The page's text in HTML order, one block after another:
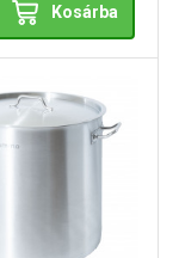
Kosárba